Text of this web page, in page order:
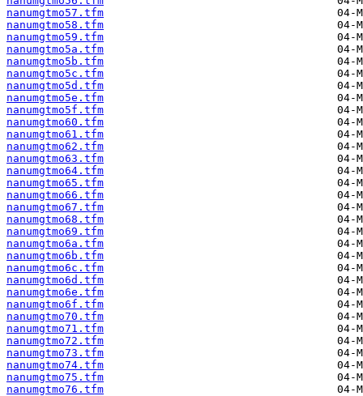
nanumgtmo57.tfm
nanumgtmo58.tfm
nanumgtmo59.tfm
nanumgtmo5a.tfm
nanumgtmo5b.tfm
nanumgtmo5c.tfm
nanumgtmo5d.tfm
nanumgtmo5e.tfm
nanumgtmo5f.tfm
nanumgtmo60.tfm
nanumgtmo61.tfm
nanumgtmo62.tfm
nanumgtmo63.tfm
nanumgtmo64.tfm
nanumgtmo65.tfm
nanumgtmo66.tfm
nanumgtmo67.tfm
nanumgtmo68.tfm
nanumgtmo69.tfm
nanumgtmo6a.tfm
nanumgtmo6b.tfm
nanumgtmo6c.tfm
nanumgtmo6d.tfm
nanumgtmo6e.tfm
nanumgtmo6f.tfm
nanumgtmo70.tfm
nanumgtmo71.tfm
nanumgtmo72.tfm
nanumgtmo73.tfm
nanumgtmo74.tfm
nanumgtmo75.tfm
nanumgtmo76.tfm